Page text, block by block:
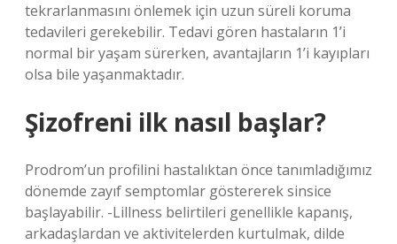
tekrarlanmasını önlemek için uzun süreli koruma
tedavileri gerekebilir. Tedavi gören hastaların 1’i
normal bir yaşam sürerken, avantajların 1’i kayıpları
olsa bile yaşanmaktadır.
Şizofreni ilk nasıl başlar?
Prodrom’un profilini hastalıktan önce tanımladığımız
dönemde zayıf semptomlar göstererek sinsice
başlayabilir. -Lillness belirtileri genellikle kapanış,
arkadaşlardan ve aktivitelerden kurtulmak, dilde